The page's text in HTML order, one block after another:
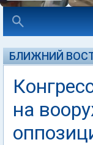
БЛИЖНИЙ
на